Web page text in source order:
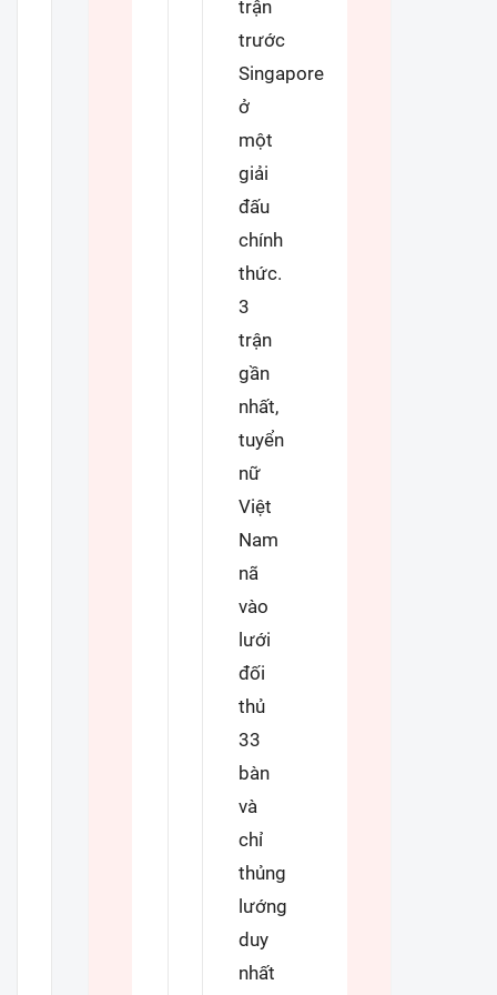
trận
trước
Singapore
ở
một
giải
đấu
chính
thức.
3
trận
gần
nhất,
tuyển
nữ
Việt
Nam
nã
vào
lưới
đối
thủ
33
bàn
và
chỉ
thủng
lướng
duy
nhất